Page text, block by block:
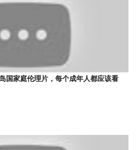
国家庭伦理片，每个成年人都应该看